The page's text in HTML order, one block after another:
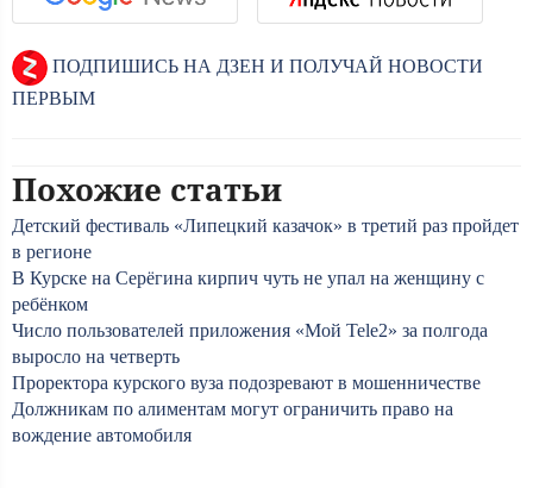
ПОДПИШИСЬ НА ДЗЕН И ПОЛУЧАЙ НОВОСТИ
ПЕРВЫМ
Похожие статьи
Детский фестиваль «Липецкий казачок» в третий раз пройдет
в регионе
В Курске на Серёгина кирпич чуть не упал на женщину с
ребёнком
Число пользователей приложения «Мой Tele2» за полгода
выросло на четверть
Проректора курского вуза подозревают в мошенничестве
Должникам по алиментам могут ограничить право на
вождение автомобиля